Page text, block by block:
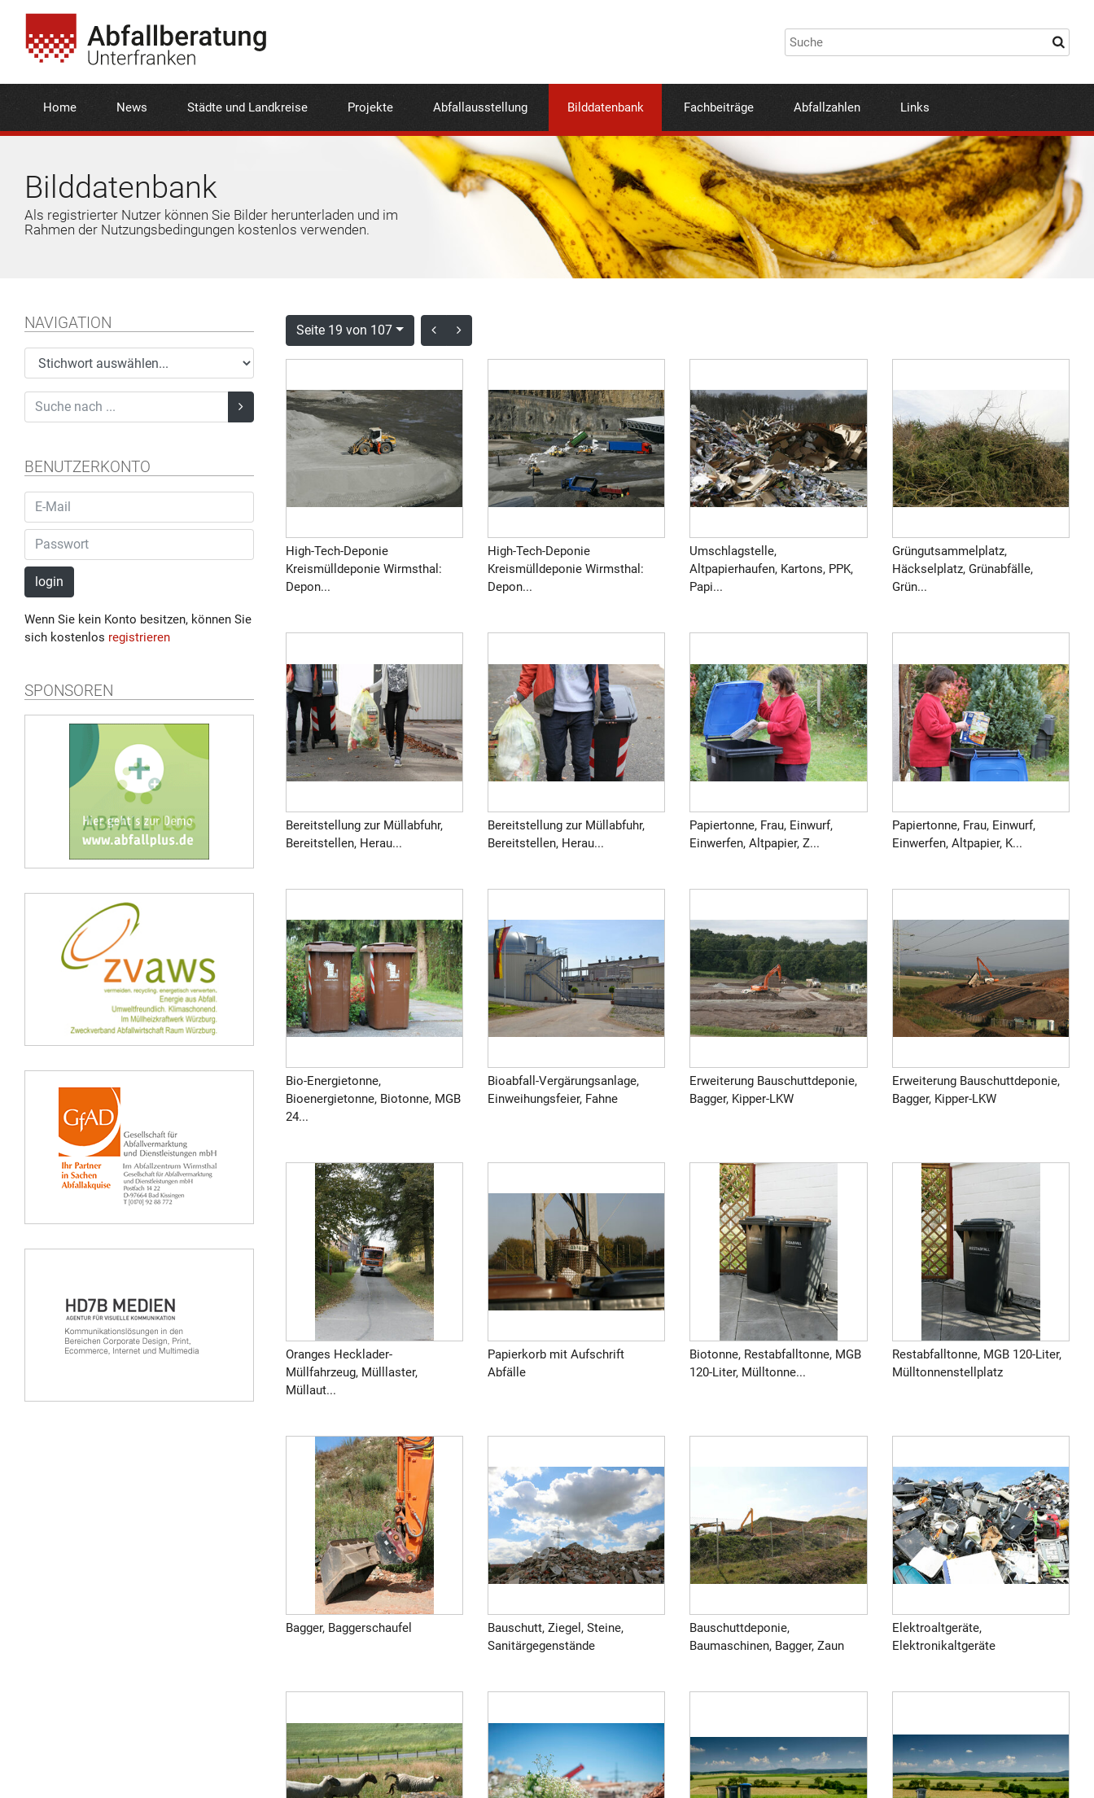
Home News Städte und Landkreise Projekte Abfallausstellung Bilddatenbank Fachbeiträge Abfallzahlen Links
Bilddatenbank
Als registrierter Nutzer können Sie Bilder herunterladen und im
Rahmen der Nutzungsbedingungen kostenlos verwenden.
NAVIGATION
BENUTZERKONTO
login
Wenn Sie kein Konto besitzen, können Sie
sich kostenlos registrieren
SPONSOREN
Seite 19 von 107
High-Tech-Deponie
Kreismülldeponie Wirmsthal:
Depon...
High-Tech-Deponie
Kreismülldeponie Wirmsthal:
Depon...
Umschlagstelle,
Altpapierhaufen, Kartons, PPK,
Papi...
Grüngutsammelplatz,
Häckselplatz, Grünabfälle,
Grün...
Bereitstellung zur Müllabfuhr,
Bereitstellen, Herau...
Bereitstellung zur Müllabfuhr,
Bereitstellen, Herau...
Papiertonne, Frau, Einwurf,
Einwerfen, Altpapier, Z...
Papiertonne, Frau, Einwurf,
Einwerfen, Altpapier, K...
Bio-Energietonne,
Bioenergietonne, Biotonne, MGB
24...
Bioabfall-Vergärungsanlage,
Einweihungsfeier, Fahne
Erweiterung Bauschuttdeponie,
Bagger, Kipper-LKW
Erweiterung Bauschuttdeponie,
Bagger, Kipper-LKW
Oranges Hecklader-
Müllfahrzeug, Mülllaster,
Müllaut...
Papierkorb mit Aufschrift
Abfälle
Biotonne, Restabfalltonne, MGB
120-Liter, Mülltonne...
Restabfalltonne, MGB 120-Liter,
Mülltonnenstellplatz
Bagger, Baggerschaufel
Bauschutt, Ziegel, Steine,
Sanitärgegenstände
Bauschuttdeponie,
Baumaschinen, Bagger, Zaun
Elektroaltgeräte,
Elektronikaltgeräte